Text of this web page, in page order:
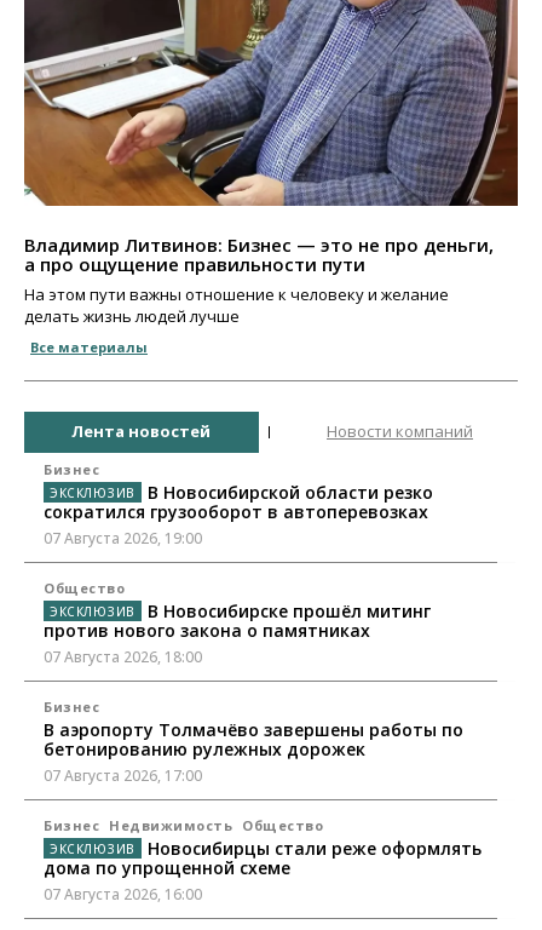
Владимир Литвинов: Бизнес — это не про деньги,
а про ощущение правильности пути
На этом пути важны отношение к человеку и желание
делать жизнь людей лучше
Все материалы
Лента новостей Новости компаний
Бизнес
В Новосибирской области резко
сократился грузооборот в автоперевозках
07 Августа 2026, 19:00
Общество
В Новосибирске прошёл митинг
против нового закона о памятниках
07 Августа 2026, 18:00
Бизнес
В аэропорту Толмачёво завершены работы по
бетонированию рулежных дорожек
07 Августа 2026, 17:00
Бизнес Недвижимость Общество
Новосибирцы стали реже оформлять
дома по упрощенной схеме
07 Августа 2026, 16:00